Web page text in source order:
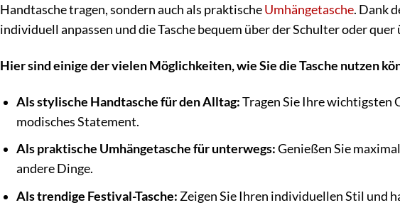
Handtasche tragen, sondern auch als praktischeUmhängetasche. Dank
individuell anpassen und die Tasche bequem über der Schulter oder
Hier sind einige der vielen Möglichkeiten, wie Sie die Tasche nutzen
Als stylische Handtasche für den Alltag:Tragen Sie Ihre wichtigsten
modisches Statement.
Als praktische Umhängetasche für unterwegs:Genießen Sie
andere Dinge.
Als trendige Festival-Tasche: Zeigen Sie Ihren individuellen Stil und